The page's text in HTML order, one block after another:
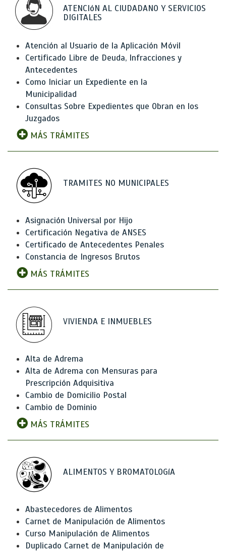
ATENCIóN AL CIUDADANO Y SERVICIOS
DIGITALES
Atención al Usuario de la Aplicación Móvil
Certificado Libre de Deuda, Infracciones y
Antecedentes
Como Iniciar un Expediente en la
Municipalidad
Consultas Sobre Expedientes que Obran en los
Juzgados
MÁS TRÁMITES
TRAMITES NO MUNICIPALES
Asignación Universal por Hijo
Certificación Negativa de ANSES
Certificado de Antecedentes Penales
Constancia de Ingresos Brutos
MÁS TRÁMITES
VIVIENDA E INMUEBLES
Alta de Adrema
Alta de Adrema con Mensuras para
Prescripción Adquisitiva
Cambio de Domicilio Postal
Cambio de Dominio
MÁS TRÁMITES
ALIMENTOS Y BROMATOLOGíA
Abastecedores de Alimentos
Carnet de Manipulación de Alimentos
Curso Manipulación de Alimentos
Duplicado Carnet de Manipulación de